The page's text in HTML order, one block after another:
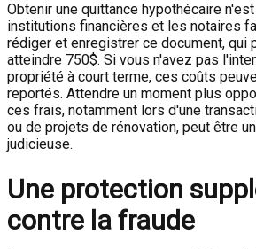
Obtenir une quittance hypothécaire
institutions financières et les notaires
rédiger et enregistrer ce document, qui
atteindre 750$. Si vous n'avez pas
propriété à court terme, ces coûts
reportés. Attendre un moment plus
ces frais, notamment lors d'une
ou de projets de rénovation, peut être
judicieuse.
Une protection
contre la fraude